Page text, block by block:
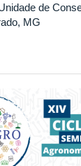
de
MG